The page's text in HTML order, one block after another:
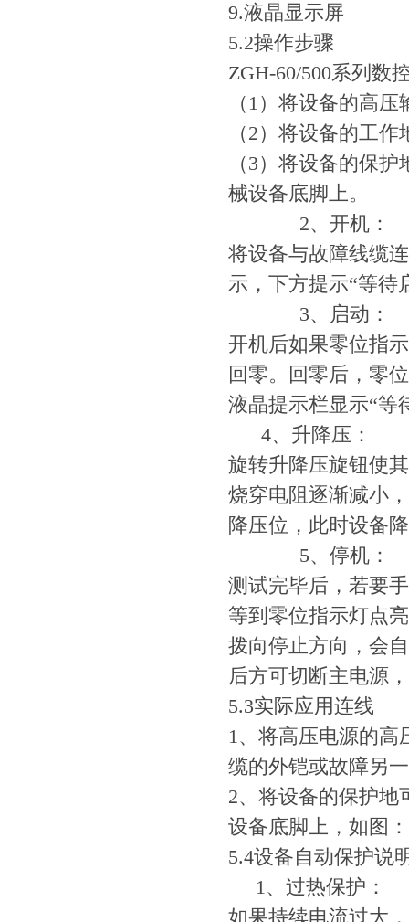
9.液晶显示屏
5.2操作步骤
ZGH-60/500系列数
（1）将设备的高
（2）将设备的工
（3）将设备的保
械设备底脚上。
2、开机：
将设备与故障线缆
示，下方提示“等待
3、启动：
开机后如果零位指
回零。回零后，零
液晶提示栏显示“等
4、升降压：
旋转升降压旋钮使
烧穿电阻逐渐减小
降压位，此时设备
5、停机：
测试完毕后，若要
等到零位指示灯点
拨向停止方向，会
后方可切断主电源
5.3实际应用连线
1、将高压电源的
缆的外铠或故障另
2、将设备的保护地
设备底脚上，如图：
5.4设备自动保护说
1、过热保护：
如果持续电流过大